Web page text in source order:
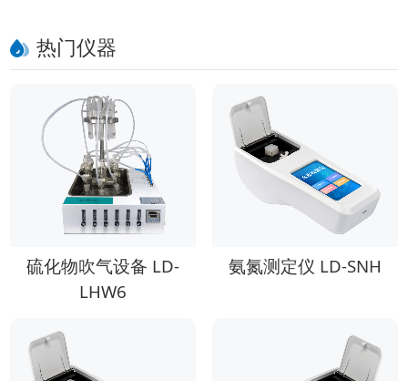
热门仪器
硫化物吹气设备 LD-
LHW6
氨氮测定仪 LD-SNH